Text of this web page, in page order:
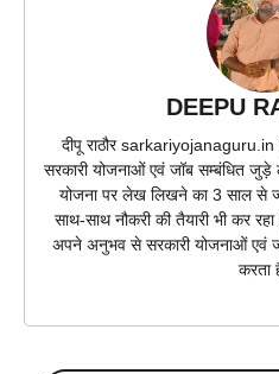
DEEPU
दीपू राठौर
सरकारी योजनाओं एवं जॉब सम्बंधित जुड़े
योजना पर लेख लिखने का 3 साल से
साथ-साथ नौकरी की तैयारी भी कर
अपने अनुभव से सरकारी योजनाओं एवं
करता